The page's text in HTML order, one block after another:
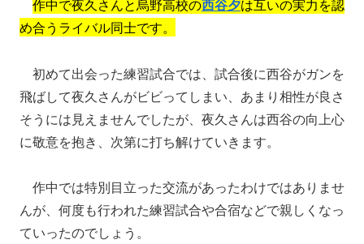
作中で夜久さんと烏野高校の西谷夕は互いの実力を認
め合うライバル同士です。
初めて出会った練習試合では、試合後に西谷がガンを
飛ばして夜久さんがビビってしまい、あまり相性が良さ
そうには見えませんでしたが、夜久さんは西谷の向上心
に敬意を抱き、次第に打ち解けていきます。
作中では特別目立った交流があったわけではありませ
んが、何度も行われた練習試合や合宿などで親しくなっ
ていったのでしょう。